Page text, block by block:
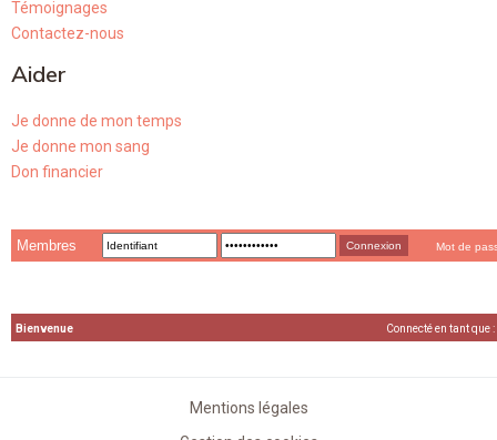
Témoignages
Contactez-nous
Aider
Je donne de mon temps
Je donne mon sang
Don financier
Membres Mot de
Bienvenue Connecté en tant que :
Mentions légales